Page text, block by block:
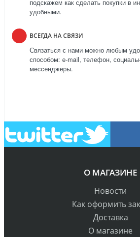
подскажем как сделать покупки в
удобными.
ВСЕГДА НА СВЯЗИ
Связаться с нами можно любым
способом: e-mail, телефон,
мессенджеры.
О МАГАЗИНЕ
Новости
Как оформить
Доставка
О магазине